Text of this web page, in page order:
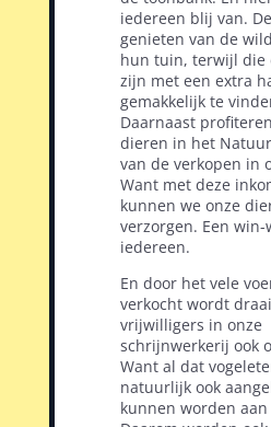
iedereen blij van.
genieten van de
hun tuin, terwijl die
zijn met een extra
gemakkelijk te
Daarnaast
dieren in het
van de verkopen in
Want met deze
kunnen we onze
verzorgen. Een
iedereen.
En door het vele
verkocht wordt
vrijwilligers in onze
schrijnwerkerij ook
Want al dat
natuurlijk ook
kunnen worden aan